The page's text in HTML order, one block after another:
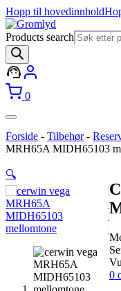
Hopp til hovedinnhold
Products search
0
Forside - Tilbehør-
MRH65A MIDH65103
🔍
0